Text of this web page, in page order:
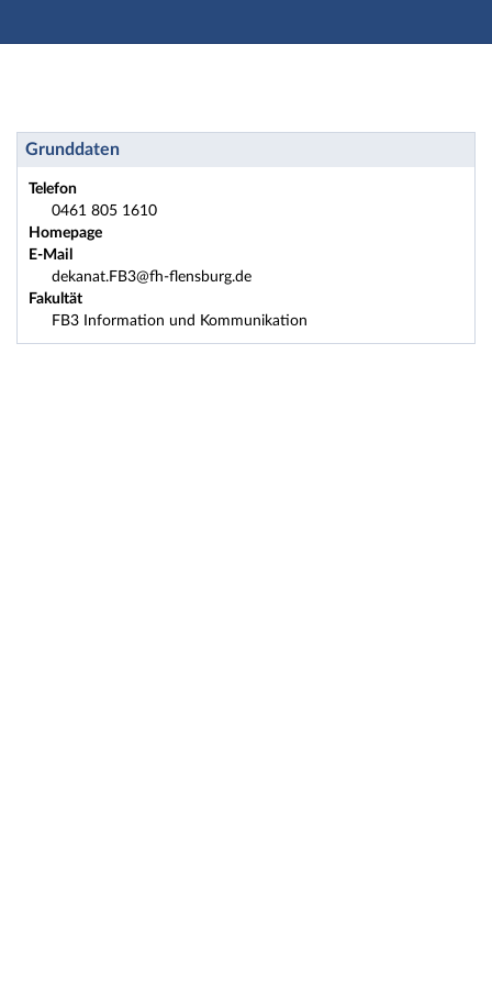
Hauptnavigation
Fußzeile
Fachbereich: FB3 Information und Kommunikation -
Grunddaten
Telefon
0461 805 1610
Homepage
E-Mail
dekanat.FB3@fh-flensburg.de
Fakultät
FB3 Information und Kommunikation